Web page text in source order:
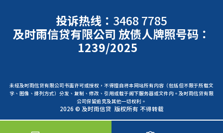
投诉热线： 3468 7785
及时雨信贷有限公司 放债人牌照号码：
1239/2025
未经及时雨信贷有限公司书面许可或授权，不得擅自将本网站所有内容（包括但不限于所载文
字、图像、排列方式）分发、复制、修改、引用或载于阁下服务器或文件内。及时雨信贷有限
公司保留追究及其他一切权利。
2026 © 及时雨信贷 版权所有 不得转载